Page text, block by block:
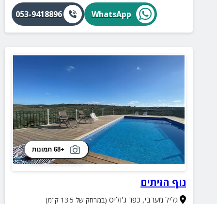
WhatsApp
053-9418896
+68 תמונות
נוף הזיתים
גליל מערבי, כפר ג'וליס (במרחק של 13.5 ק"מ)